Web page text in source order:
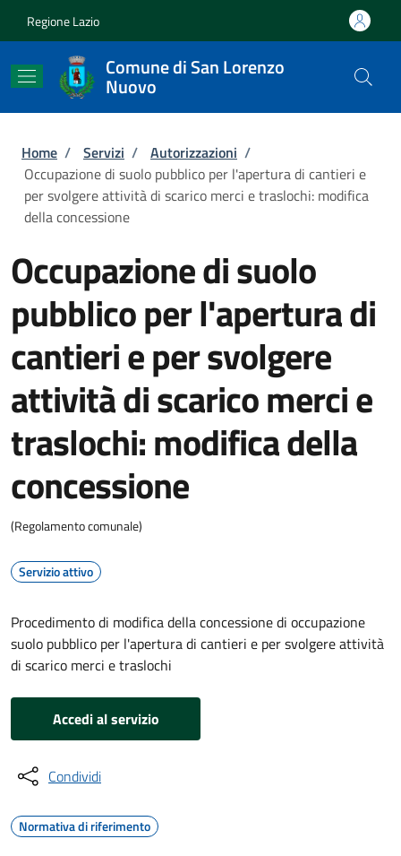
Regione Lazio
Comune di San Lorenzo
Nuovo
Briciole di pane
Home / Servizi / Autorizzazioni /
Occupazione di suolo pubblico per l'apertura di cantieri e
per svolgere attività di scarico merci e traslochi: modifica
della concessione
Occupazione di suolo
pubblico per l'apertura di
cantieri e per svolgere
attività di scarico merci e
traslochi: modifica della
concessione
(Regolamento comunale)
Servizio attivo
Procedimento di modifica della concessione di occupazione
suolo pubblico per l'apertura di cantieri e per svolgere attività
di scarico merci e traslochi
Accedi al servizio
Condividi
Normativa di riferimento